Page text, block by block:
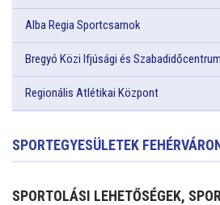
Alba Regia Sportcsarnok
Bregyó Közi Ifjúsági és Szabadidőcentrum
Regionális Atlétikai Központ
SPORTEGYESÜLETEK
SPORTOLÁSI LEHETŐSÉGEK,